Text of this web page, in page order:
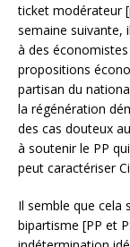
ticket modérateur
semaine suivante,
à des
propositions
partisan du
la régénération
des cas douteux
à soutenir le PP
peut caractériser
Il semble que cela
bipartisme [PP et